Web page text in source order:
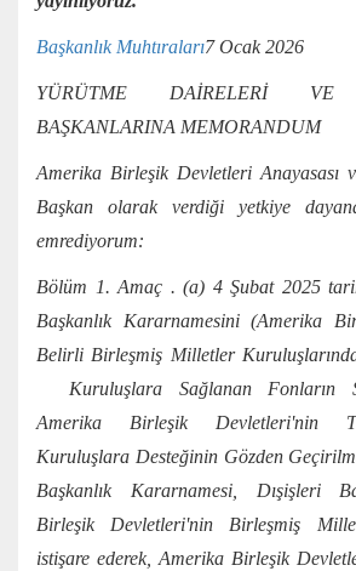
Başkanlık Muhtıraları7 Ocak 2026
YÜRÜTME DAİRELERİ VE
BAŞKANLARINA MEMORANDUM
Amerika Birleşik Devletleri Anayasası
Başkan olarak verdiği yetkiye
emrediyorum:
Bölüm 1. Amaç . (a) 4 Şubat 2025
Başkanlık Kararnamesini (Amerika
Belirli Birleşmiş Milletler
Kuruluşlara Sağlanan Fonların
Amerika Birleşik Devletleri'nin
Kuruluşlara Desteğinin Gözden
Başkanlık Kararnamesi, Dışişleri
Birleşik Devletleri'nin Birleşmiş
istişare ederek, Amerika Birleşik